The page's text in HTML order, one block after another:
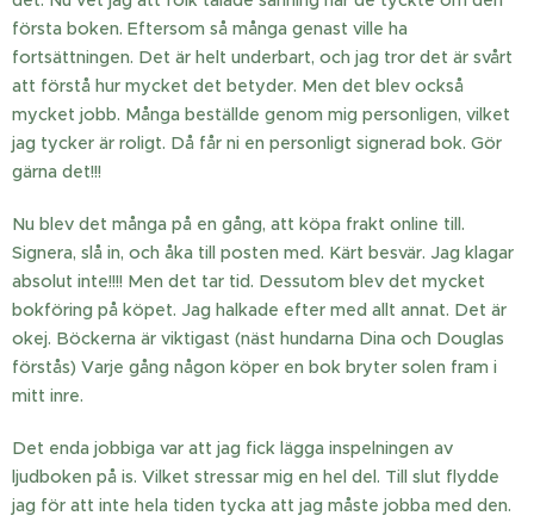
första boken. Eftersom så många genast ville ha
fortsättningen. Det är helt underbart, och jag tror det är svårt
att förstå hur mycket det betyder. Men det blev också
mycket jobb. Många beställde genom mig personligen, vilket
jag tycker är roligt. Då får ni en personligt signerad bok. Gör
gärna det!!!
Nu blev det många på en gång, att köpa frakt online till.
Signera, slå in, och åka till posten med. Kärt besvär. Jag klagar
absolut inte!!!! Men det tar tid. Dessutom blev det mycket
bokföring på köpet. Jag halkade efter med allt annat. Det är
okej. Böckerna är viktigast (näst hundarna Dina och Douglas
förstås) Varje gång någon köper en bok bryter solen fram i
mitt inre.
Det enda jobbiga var att jag fick lägga inspelningen av
ljudboken på is. Vilket stressar mig en hel del. Till slut flydde
jag för att inte hela tiden tycka att jag måste jobba med den.